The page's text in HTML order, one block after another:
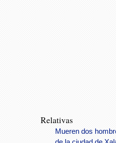
Relativas
Mueren dos